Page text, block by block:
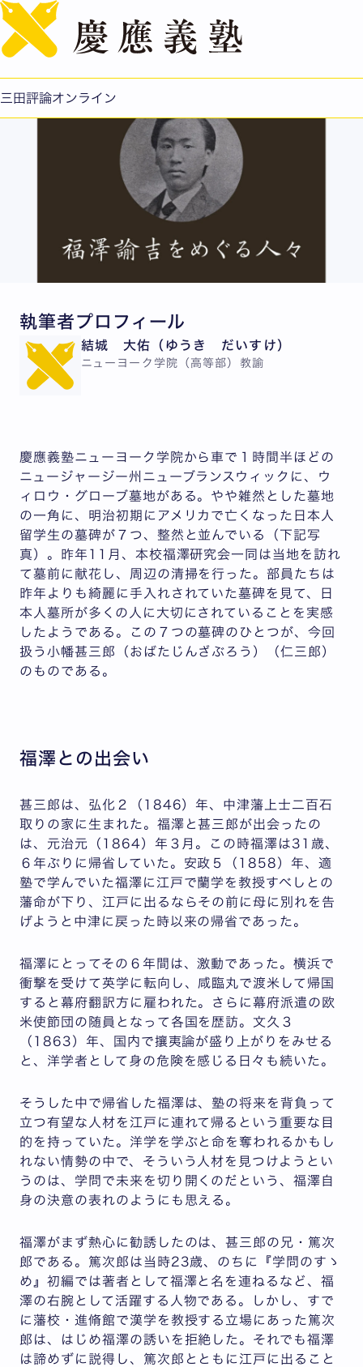
三田評論オンライン
小幡甚三郎
執筆者プロフィール
結城 大佑（ゆうき だいすけ）
ニューヨーク学院（高等部）教諭
慶應義塾ニューヨーク学院から車で１時間半ほどの
ニュージャージー州ニューブランスウィックに、ウ
ィロウ・グローブ墓地がある。やや雑然とした墓地
の一角に、明治初期にアメリカで亡くなった日本人
留学生の墓碑が７つ、整然と並んでいる（下記写
真）。昨年11月、本校福澤研究会一同は当地を訪れ
て墓前に献花し、周辺の清掃を行った。部員たちは
昨年よりも綺麗に手入れされていた墓碑を見て、日
本人墓所が多くの人に大切にされていることを実感
したようである。この７つの墓碑のひとつが、今回
扱う小幡甚三郎（おばたじんざぶろう）（仁三郎）
のものである。
福澤との出会い
甚三郎は、弘化２（1846）年、中津藩上士二百石
取りの家に生まれた。福澤と甚三郎が出会ったの
は、元治元（1864）年３月。この時福澤は31歳、
６年ぶりに帰省していた。安政５（1858）年、適
塾で学んでいた福澤に江戸で蘭学を教授すべしとの
藩命が下り、江戸に出るならその前に母に別れを告
げようと中津に戻った時以来の帰省であった。
福澤にとってその６年間は、激動であった。横浜で
衝撃を受けて英学に転向し、咸臨丸で渡米して帰国
すると幕府翻訳方に雇われた。さらに幕府派遣の欧
米使節団の随員となって各国を歴訪。文久３
（1863）年、国内で攘夷論が盛り上がりをみせる
と、洋学者として身の危険を感じる日々も続いた。
そうした中で帰省した福澤は、塾の将来を背負って
立つ有望な人材を江戸に連れて帰るという重要な目
的を持っていた。洋学を学ぶと命を奪われるかもし
れない情勢の中で、そういう人材を見つけようとい
うのは、学問で未来を切り開くのだという、福澤自
身の決意の表れのようにも思える。
福澤がまず熱心に勧誘したのは、甚三郎の兄・篤次
郎である。篤次郎は当時23歳、のちに『学問のすゝ
め』初編では著者として福澤と名を連ねるなど、福
澤の右腕として活躍する人物である。しかし、すで
に藩校・進脩館で漢学を教授する立場にあった篤次
郎は、はじめ福澤の誘いを拒絶した。それでも福澤
は諦めずに説得し、篤次郎とともに江戸に出ること